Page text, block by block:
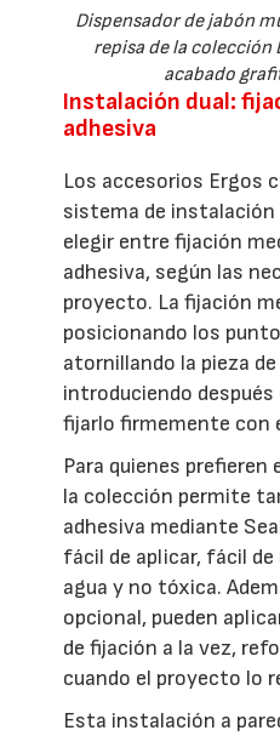
Dispensador de jabón
repisa de la colección
acabado
Instalación dual:
adhesiva
Los accesorios Ergos
sistema de instalación
elegir entre fijación
adhesiva, según las
proyecto. La fijación
posicionando los
atornillando la pieza
introduciendo después
fijarlo firmemente con
Para quienes
la colección permite
adhesiva mediante
fácil de aplicar, fácil
agua y no tóxica.
opcional, pueden
de fijación a la vez,
cuando el proyecto lo
Esta instalación a